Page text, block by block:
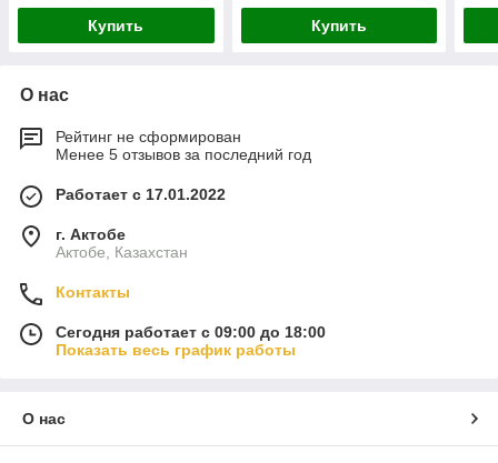
Купить Купить
О нас
Рейтинг не сформирован
Менее 5 отзывов за последний год
Работает с 17.01.2022
г. Актобе
Актобе, Казахстан
Контакты
Сегодня работает с 09:00 до 18:00
Показать весь график работы
О нас